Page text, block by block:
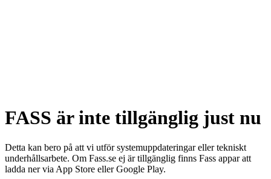
FASS är inte tillgänglig just nu
Detta kan bero på att vi utför systemuppdateringar eller tekniskt
underhållsarbete. Om Fass.se ej är tillgänglig finns Fass appar att
ladda ner via App Store eller Google Play.